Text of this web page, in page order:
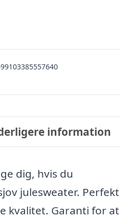
information
dig, hvis du
julesweater. Perfekt
kvalitet. Garanti for at